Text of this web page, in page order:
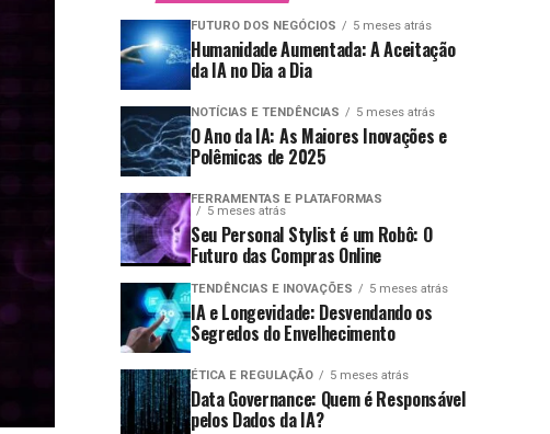
FUTURO DOS NEGÓCIOS 5 meses atrás
Humanidade Aumentada: A Aceitação
da IA no Dia a Dia
NOTÍCIAS E TENDÊNCIAS 5 meses atrás
O Ano da IA: As Maiores Inovações e
Polêmicas de 2025
FERRAMENTAS E PLATAFORMAS
5 meses atrás
Seu Personal Stylist é um Robô: O
Futuro das Compras Online
TENDÊNCIAS E INOVAÇÕES 5 meses atrás
IA e Longevidade: Desvendando os
Segredos do Envelhecimento
ÉTICA E REGULAÇÃO 5 meses atrás
Data Governance: Quem é Responsável
pelos Dados da IA?